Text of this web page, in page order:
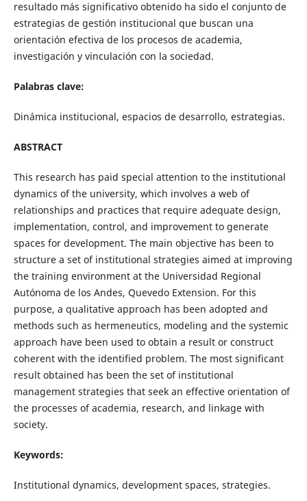
resultado más significativo obtenido ha sido el conjunto de
estrategias de gestión institucional que buscan una
orientación efectiva de los procesos de academia,
investigación y vinculación con la sociedad.
Palabras clave:
Dinámica institucional, espacios de desarrollo, estrategias.
ABSTRACT
This research has paid special attention to the institutional
dynamics of the university, which involves a web of
relationships and practices that require adequate design,
implementation, control, and improvement to generate
spaces for development. The main objective has been to
structure a set of institutional strategies aimed at improving
the training environment at the Universidad Regional
Autónoma de los Andes, Quevedo Extension. For this
purpose, a qualitative approach has been adopted and
methods such as hermeneutics, modeling and the systemic
approach have been used to obtain a result or construct
coherent with the identified problem. The most significant
result obtained has been the set of institutional
management strategies that seek an effective orientation of
the processes of academia, research, and linkage with
society.
Keywords:
Institutional dynamics, development spaces, strategies.